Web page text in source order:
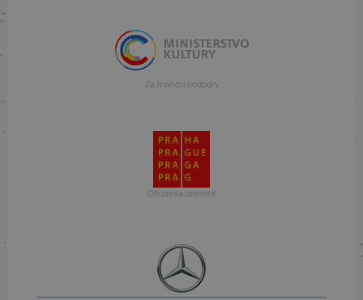
Za finanční podpory
Oficiální automobil